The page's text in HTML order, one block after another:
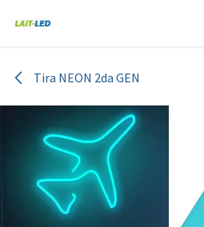
Tira NEON 2da GEN